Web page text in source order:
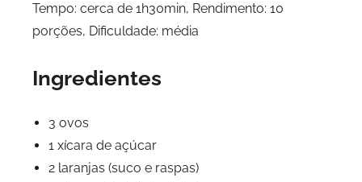
Tempo: cerca de 1h30min, Rendimento: 10
porções, Dificuldade: média
Ingredientes
3 ovos
1 xícara de açúcar
2 laranjas (suco e raspas)